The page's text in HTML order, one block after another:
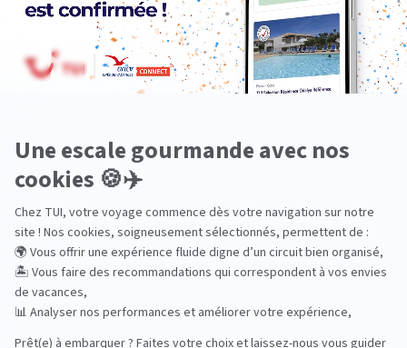
En famille
Entre amis
Ethique